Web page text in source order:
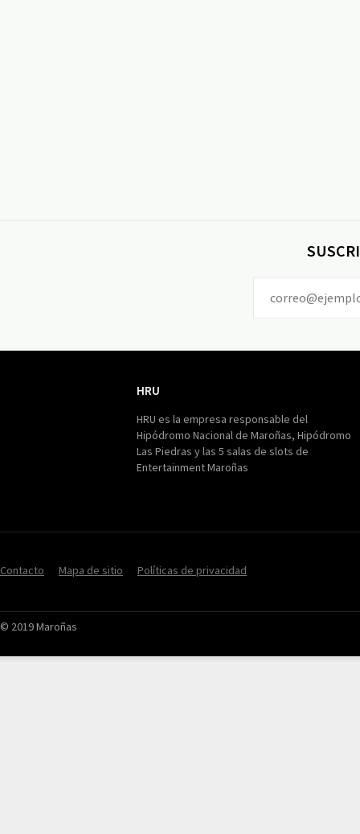
HRU
HRU es la empresa responsable del
Hipódromo Nacional de Maroñas, Hipódromo
Las Piedras y las 5 salas de slots de
Entertainment Maroñas
Contacto Mapa de sitio Políticas de privacidad
© 2019 Maroñas